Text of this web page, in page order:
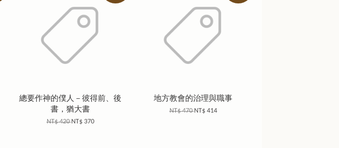
總要作神的僕人－彼得前、後
書，猶大書
NT$ 420NT$ 370
地方教會的治理與職事
NT$ 470NT$ 414